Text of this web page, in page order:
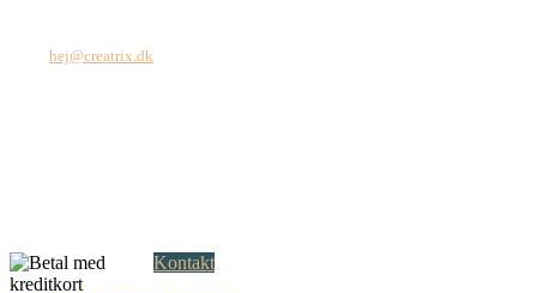
hej@creatrix.dk
Kontakt